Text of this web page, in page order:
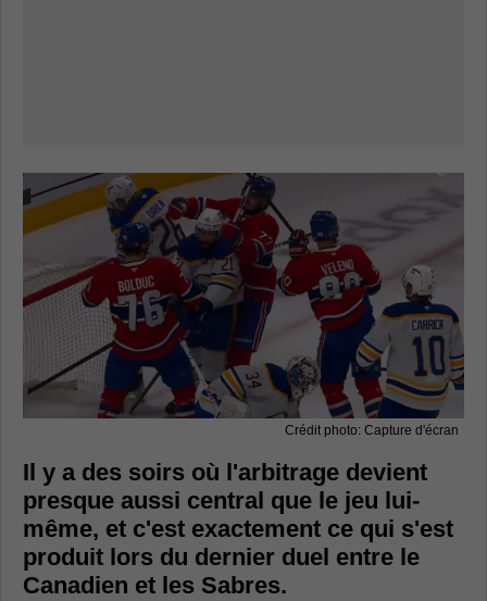
Crédit photo: Capture d'écran
Il y a des soirs où l'arbitrage devient
presque aussi central que le jeu lui-
même, et c'est exactement ce qui s'est
produit lors du dernier duel entre le
Canadien et les Sabres.